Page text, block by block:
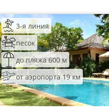
3-я линия
песок
до пляжа 600 м
от аэропорта 19 км